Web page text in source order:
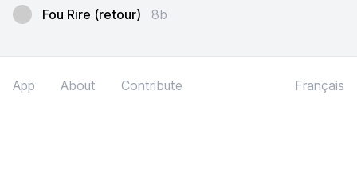
Fou Rire (retour)
8b
App About Contribute Français